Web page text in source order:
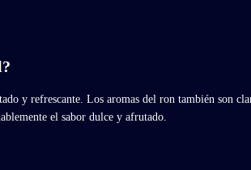
y refrescante. Los aromas del ron también son
el sabor dulce y afrutado.